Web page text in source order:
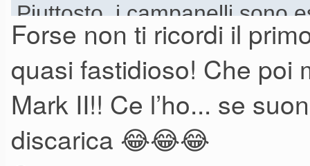
Piuttosto, i campanelli sono
più equilibrato, ma può
dei pickup, ecc. Ma in
non l'ho mai avvertito).
E il timbro complessivo è un
Forse non ti ricordi il
quasi fastidioso! Che poi
Mark II!! Ce l’ho... se
discarica 😂😂😂